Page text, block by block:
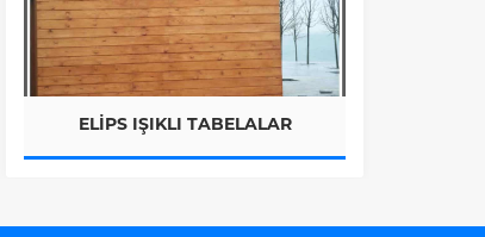
DISPLAY ÜRÜNLER